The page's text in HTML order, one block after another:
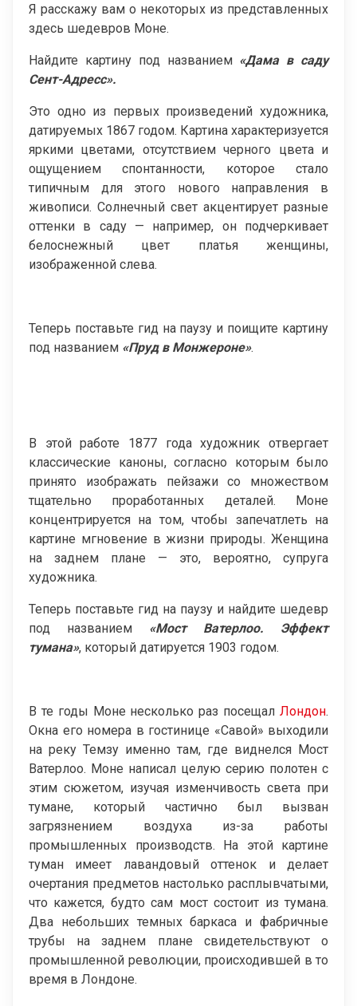
Я расскажу вам о некоторых из представленных
здесь шедевров Моне.
Найдите картину под названием «Дама в саду
Сент-Адресс».
Это одно из первых произведений художника,
датируемых 1867 годом. Картина характеризуется
яркими цветами, отсутствием черного цвета и
ощущением спонтанности, которое стало
типичным для этого нового направления в
живописи. Солнечный свет акцентирует разные
оттенки в саду — например, он подчеркивает
белоснежный цвет платья женщины,
изображенной слева.
Теперь поставьте гид на паузу и поищите картину
под названием «Пруд в Монжероне».
В этой работе 1877 года художник отвергает
классические каноны, согласно которым было
принято изображать пейзажи со множеством
тщательно проработанных деталей. Моне
концентрируется на том, чтобы запечатлеть на
картине мгновение в жизни природы. Женщина
на заднем плане — это, вероятно, супруга
художника.
Теперь поставьте гид на паузу и найдите шедевр
под названием «Мост Ватерлоо. Эффект
тумана», который датируется 1903 годом.
В те годы Моне несколько раз посещал Лондон.
Окна его номера в гостинице «Савой» выходили
на реку Темзу именно там, где виднелся Мост
Ватерлоо. Моне написал целую серию полотен с
этим сюжетом, изучая изменчивость света при
тумане, который частично был вызван
загрязнением воздуха из-за работы
промышленных производств. На этой картине
туман имеет лавандовый оттенок и делает
очертания предметов настолько расплывчатыми,
что кажется, будто сам мост состоит из тумана.
Два небольших темных баркаса и фабричные
трубы на заднем плане свидетельствуют о
промышленной революции, происходившей в то
время в Лондоне.